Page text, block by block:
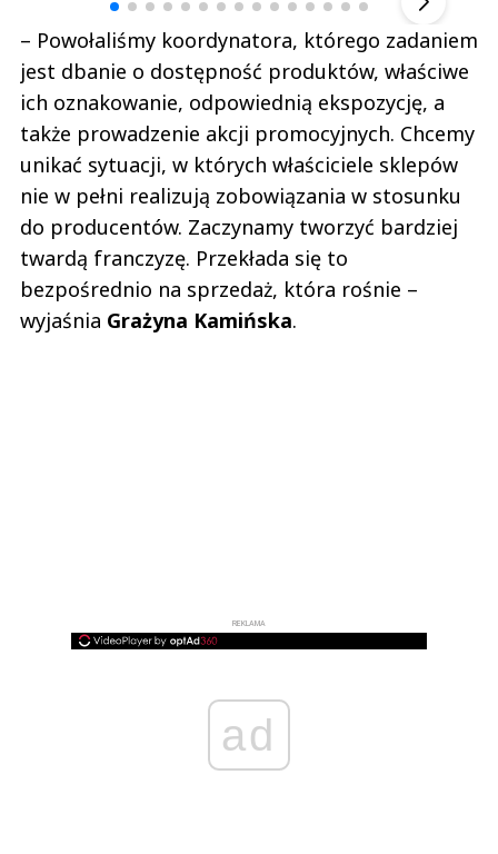
– Powołaliśmy koordynatora, którego zadaniem
jest dbanie o dostępność produktów, właściwe
ich oznakowanie, odpowiednią ekspozycję, a
także prowadzenie akcji promocyjnych. Chcemy
unikać sytuacji, w których właściciele sklepów
nie w pełni realizują zobowiązania w stosunku
do producentów. Zaczynamy tworzyć bardziej
twardą franczyzę. Przekłada się to
bezpośrednio na sprzedaż, która rośnie –
wyjaśnia Grażyna Kamińska.
REKLAMA
ad